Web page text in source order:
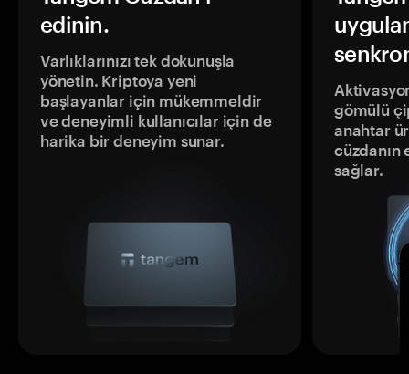
edinin.
Varlıklarınızı tek dokunuşla
yönetin. Kriptoya yeni
başlayanlar için mükemmeldir
ve deneyimli kullanıcılar için de
harika bir deneyim sunar.
gömülü
anahtar
sağlar.